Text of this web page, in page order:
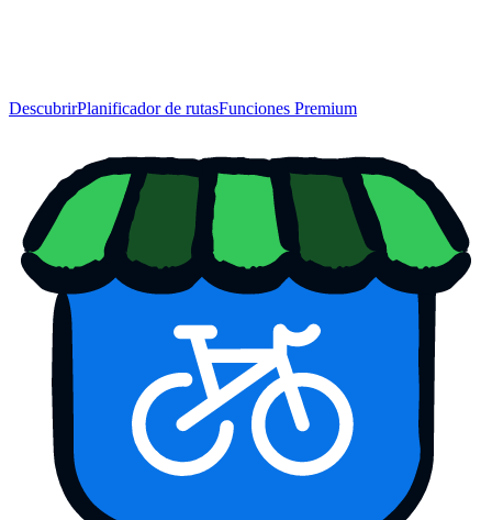
DescubrirPlanificador de rutasFunciones Premium